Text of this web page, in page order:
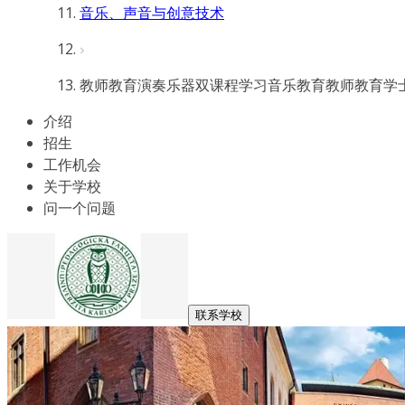
音乐、声音与创意技术
教师教育演奏乐器双课程学习音乐教育教师教育学
介绍
招生
工作机会
关于学校
问一个问题
联系学校